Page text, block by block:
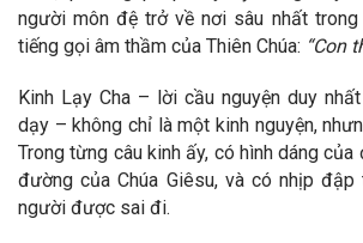
người môn đệ trở về nơi sâu nhất trong
tiếng gọi âm thầm của Thiên Chúa: “Con
Kinh Lạy Cha – lời cầu nguyện duy
dạy – không chỉ là một kinh nguyện,
Trong từng câu kinh ấy, có hình dáng
đường của Chúa Giêsu, và có nhịp
người được sai đi.